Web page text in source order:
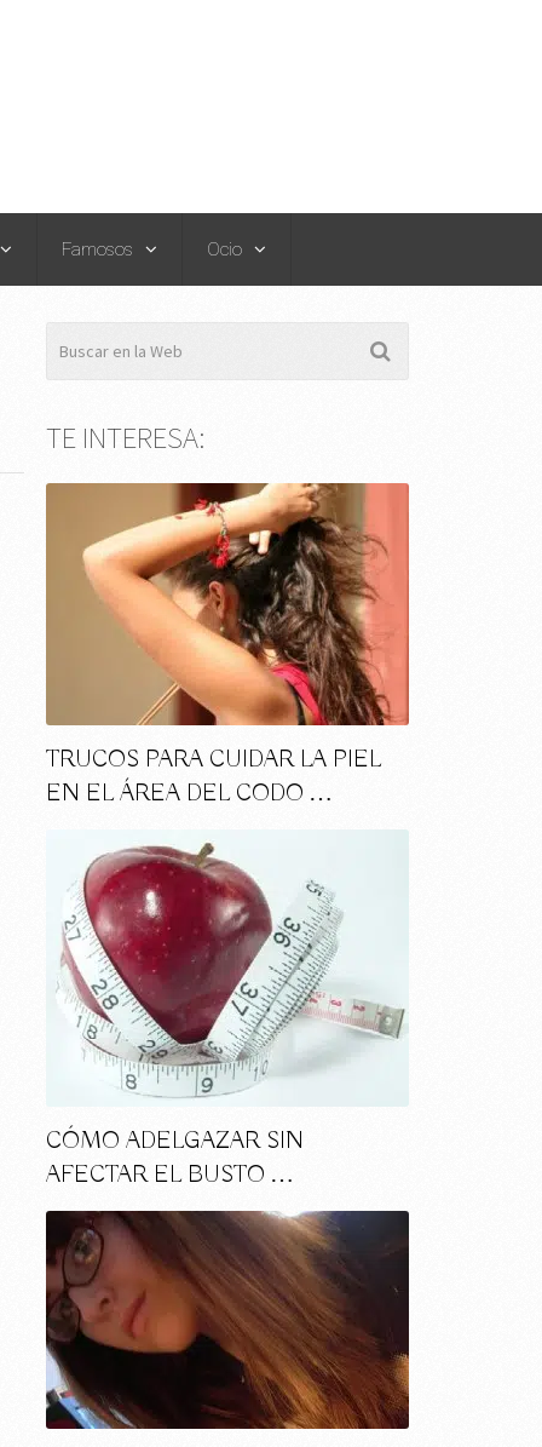
Famosos Ocio
TE INTERESA:
TRUCOS PARA CUIDAR LA PIEL
EN EL ÁREA DEL CODO …
CÓMO ADELGAZAR SIN
AFECTAR EL BUSTO …